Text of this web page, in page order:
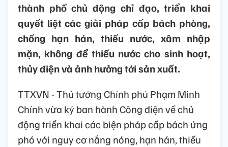
thành phố chủ động chỉ đạo, triển khai
quyết liệt các giải pháp cấp bách phòng,
chống hạn hán, thiếu nước, xâm nhập
mặn, không để thiếu nước cho sinh hoạt,
thủy điện và ảnh hưởng tới sản xuất.
TTXVN - Thủ tướng Chính phủ Phạm Minh
Chính vừa ký ban hành Công điện về chủ
động triển khai các biện pháp cấp bách ứng
phó với nguy cơ nắng nóng, hạn hán, thiếu